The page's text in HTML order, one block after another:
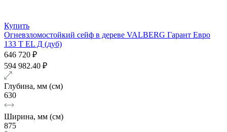
Купить
Огневзломостойкий сейф в дереве VALBERG Гарант Евро
133 T EL Д (дуб)
646 720 ₽
594 982.40 ₽
Глубина, мм (см)
630
Ширина, мм (см)
875